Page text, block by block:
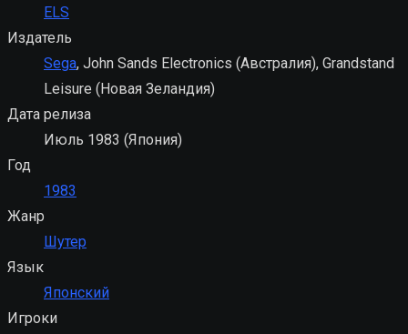
ELS
Издатель
Sega, John Sands Electronics (Австралия), Grandstand
Leisure (Новая Зеландия)
Дата релиза
Июль 1983 (Япония)
Год
1983
Жанр
Шутер
Язык
Японский
Игроки